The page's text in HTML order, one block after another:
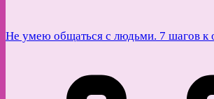
Не умею общаться с людьми. 7 шагов